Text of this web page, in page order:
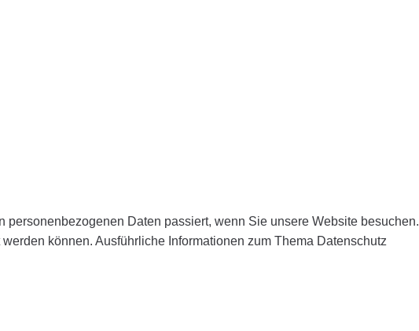
Daten passiert, wenn Sie unsere Website besuchen.
können. Ausführliche Informationen zum Thema Datenschutz